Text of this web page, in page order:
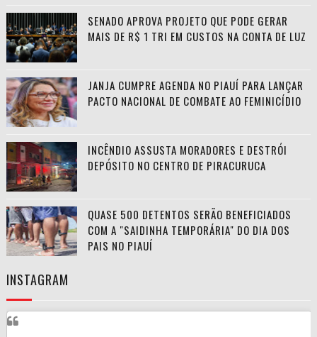
SENADO APROVA PROJETO QUE PODE GERAR
MAIS DE R$ 1 TRI EM CUSTOS NA CONTA DE LUZ
JANJA CUMPRE AGENDA NO PIAUÍ PARA LANÇAR
PACTO NACIONAL DE COMBATE AO FEMINICÍDIO
INCÊNDIO ASSUSTA MORADORES E DESTRÓI
DEPÓSITO NO CENTRO DE PIRACURUCA
QUASE 500 DETENTOS SERÃO BENEFICIADOS
COM A "SAIDINHA TEMPORÁRIA" DO DIA DOS
PAIS NO PIAUÍ
INSTAGRAM